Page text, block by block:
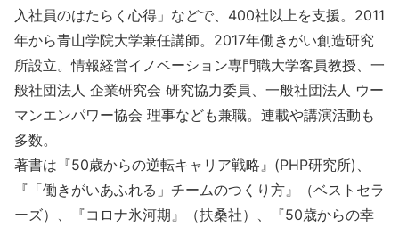
入社員のはたらく心得」などで、400社以上を支援。2011
年から青山学院大学兼任講師。2017年働きがい創造研究
所設立。情報経営イノベーション専門職大学客員教授、一
般社団法人 企業研究会 研究協力委員、一般社団法人 ウー
マンエンパワー協会 理事なども兼職。連載や講演活動も
多数。
著書は『50歳からの逆転キャリア戦略』(PHP研究所)、
『「働きがいあふれる」チームのつくり方』（ベストセラ
ーズ）、『コロナ氷河期』（扶桑社）、『50歳からの幸